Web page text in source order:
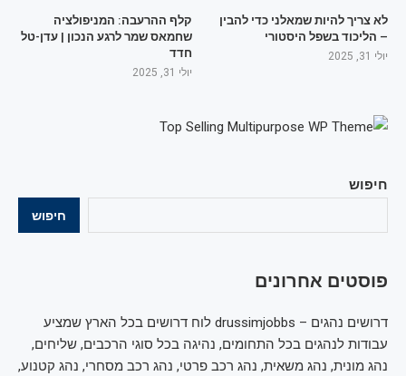
חיפוש
חיפוש
פוסטים אחרונים
דרושים נהגים – drussimjobbs לוח דרושים בכל הארץ שמציע
עבודות לנהגים בכל התחומים, נהיגה בכל סוגי הרכבים, שליחים,
נהג מונית, נהג משאית, נהג רכב פרטי, נהג רכב מסחרי, נהג קטנוע,
לא צריך להיות שמאלני כדי להבין
– הליכוד בשפל היסטורי
יולי 31, 2025
קלף ההרעבה: המניפולציה
שחמאס שמר לרגע הנכון | עדן-טל
חדד
יולי 31, 2025